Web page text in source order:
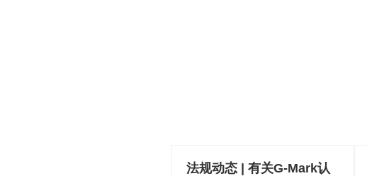
法规动态 | 有关G-Mark认